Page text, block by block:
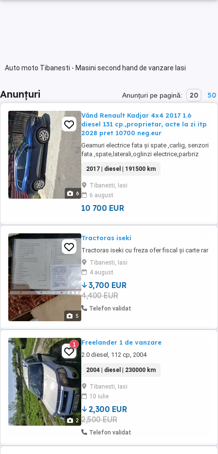
Auto moto Tibanesti - Masini second hand de vanzare Iasi
Anunțuri Anunțuri pe pagină: 20 50
6
Vănd Renault Kadjar 4x4 2017 1.6
diesel 131 cp.,proprietar, acte la zi itp
2028 pret 10700 neg.eur
Geamuri electrice fata și spate ,carlig, senzori
fata ,spate,laterali,oglinzi electrice,parbriz
10700 euro neg.
2017 | diesel | 191500 km
Tibanesti, Iasi
6 august
10 700 EUR
5
Tractoras iseki
Tractoras iseki cu freza ofer fiscal și carte rar
Tibanesti, Iasi
4 august
3,700 EUR
4,400 EUR
Telefon validat
2
1 Freelander 1 de vanzare
2.0 diesel, 112 cp, 2004
2004 | diesel | 230000 km
Tibanesti, Iasi
10 iulie
2,300 EUR
2,500 EUR
Telefon validat